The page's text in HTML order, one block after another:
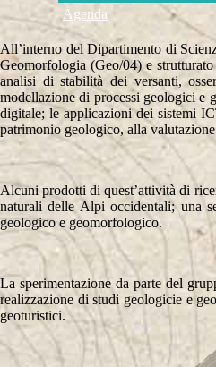
Agenda
All’interno del Dipartimento di
Geomorfologia (Geo/04) e
analisi di stabilità dei versanti,
modellazione di processi geologici e
digitale; le applicazioni dei sistemi
patrimonio geologico, alla
Alcuni prodotti di quest’attività di
naturali delle Alpi occidentali; una
geologico e geomorfologico.
La sperimentazione da parte del
realizzazione di studi geologicie e
geoturistici.